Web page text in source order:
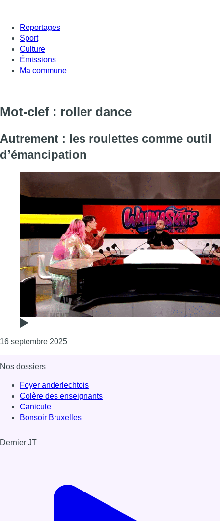
Reportages
Sport
Culture
Émissions
Ma commune
Mot-clef : roller dance
Autrement : les roulettes comme outil
d’émancipation
16 septembre 2025Consulter l'article "Autrement : les roulettes
Nos dossiers
Foyer anderlechtois
Colère des enseignants
Canicule
Bonsoir Bruxelles
Dernier JT